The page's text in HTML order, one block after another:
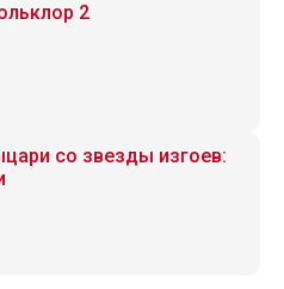
2
со звезды изгоев: